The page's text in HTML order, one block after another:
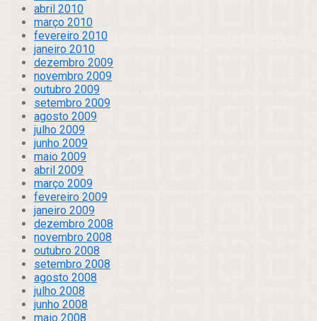
abril 2010
março 2010
fevereiro 2010
janeiro 2010
dezembro 2009
novembro 2009
outubro 2009
setembro 2009
agosto 2009
julho 2009
junho 2009
maio 2009
abril 2009
março 2009
fevereiro 2009
janeiro 2009
dezembro 2008
novembro 2008
outubro 2008
setembro 2008
agosto 2008
julho 2008
junho 2008
maio 2008